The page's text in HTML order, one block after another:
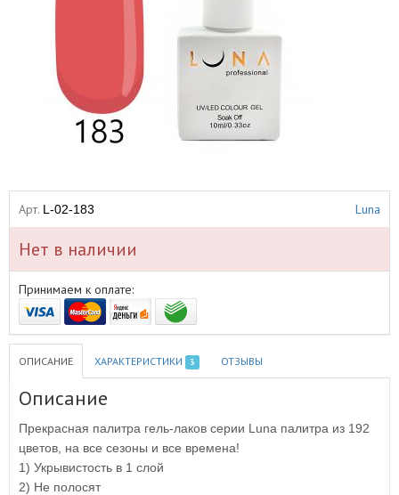
Арт. L-02-183 Luna
Нет в наличии
Принимаем к оплате:
ОПИСАНИЕ ХАРАКТЕРИСТИКИ 3 ОТЗЫВЫ
Описание
Прекрасная палитра гель-лаков серии Luna палитра из 192
цветов, на все сезоны и все времена!
1) Укрывистость в 1 слой
2) Не полосят